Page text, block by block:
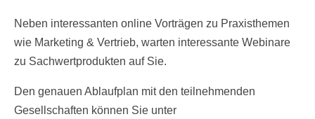
Neben interessanten online Vorträgen zu Praxisthemen
wie Marketing & Vertrieb, warten interessante Webinare
zu Sachwertprodukten auf Sie.
Den genauen Ablaufplan mit den teilnehmenden
Gesellschaften können Sie unter